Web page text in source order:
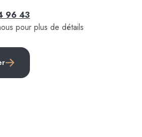
96 43
pour plus de détails